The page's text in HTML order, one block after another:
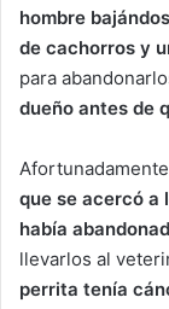
hombre
de cachorros y
para
dueño antes de
que se acercó a
había
llevarlos al
perrita tenía